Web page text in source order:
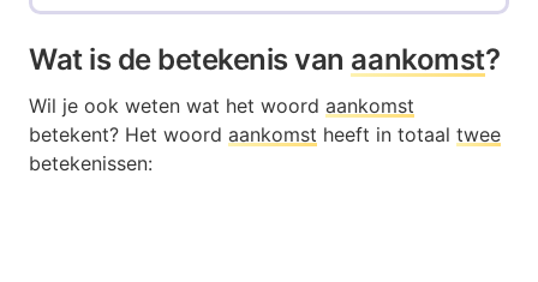
Wat is de betekenis van aankomst?
Wil je ook weten wat het woord aankomst
betekent? Het woord aankomst heeft in totaal twee
betekenissen: